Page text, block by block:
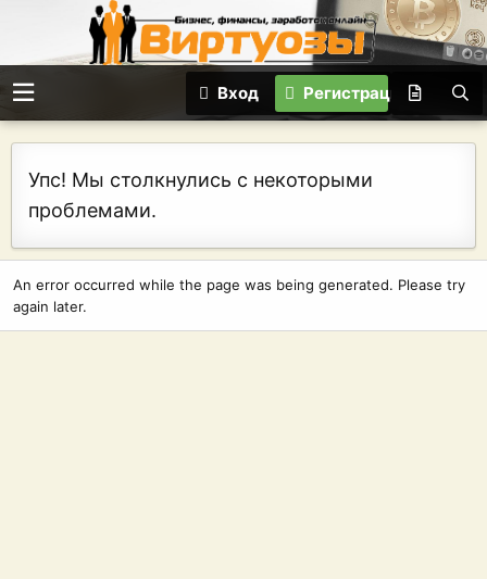
Вход Регистрация
Упс! Мы столкнулись с некоторыми
проблемами.
An error occurred while the page was being generated. Please try
again later.